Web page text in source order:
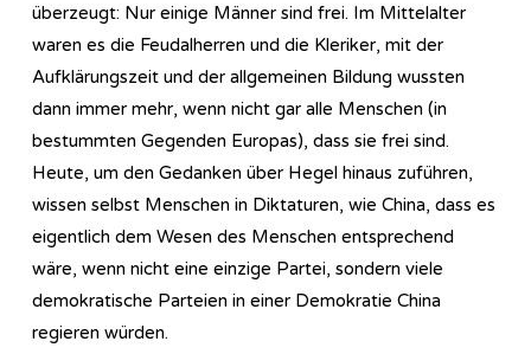
überzeugt: Nur einige Männer sind frei. Im Mittelalter
waren es die Feudalherren und die Kleriker, mit der
Aufklärungszeit und der allgemeinen Bildung wussten
dann immer mehr, wenn nicht gar alle Menschen (in
bestummten Gegenden Europas), dass sie frei sind.
Heute, um den Gedanken über Hegel hinaus zuführen,
wissen selbst Menschen in Diktaturen, wie China, dass es
eigentlich dem Wesen des Menschen entsprechend
wäre, wenn nicht eine einzige Partei, sondern viele
demokratische Parteien in einer Demokratie China
regieren würden.